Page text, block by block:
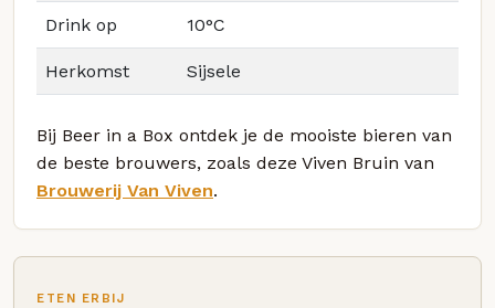
Drink op 10°C
Herkomst Sijsele
Bij Beer in a Box ontdek je de mooiste bieren van
de beste brouwers, zoals deze Viven Bruin van
Brouwerij Van Viven.
ETEN ERBIJ